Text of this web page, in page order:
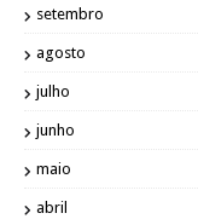
setembro
agosto
julho
junho
maio
abril